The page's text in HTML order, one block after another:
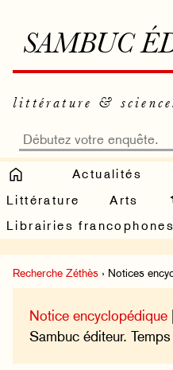
SAMBUC
littérature &
Actualités
Littérature
Arts
Librairies francophones
Recherche Zéthès › Notices
Notice encyclopédique
Sambuc éditeur.